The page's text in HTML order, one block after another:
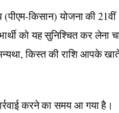
(पीएम-किसान) योजना की 21वीं
को यह सुनिश्चित कर लेना
किस्त की राशि आपके
करने का समय आ गया है।